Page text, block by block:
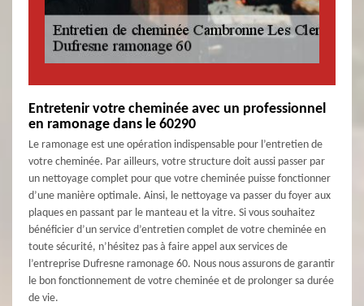
Entretenir votre cheminée avec un professionnel
en ramonage dans le 60290
Le ramonage est une opération indispensable pour l’entretien de
votre cheminée. Par ailleurs, votre structure doit aussi passer par
un nettoyage complet pour que votre cheminée puisse fonctionner
d’une manière optimale. Ainsi, le nettoyage va passer du foyer aux
plaques en passant par le manteau et la vitre. Si vous souhaitez
bénéficier d’un service d’entretien complet de votre cheminée en
toute sécurité, n’hésitez pas à faire appel aux services de
l’entreprise Dufresne ramonage 60. Nous nous assurons de garantir
le bon fonctionnement de votre cheminée et de prolonger sa durée
de vie.